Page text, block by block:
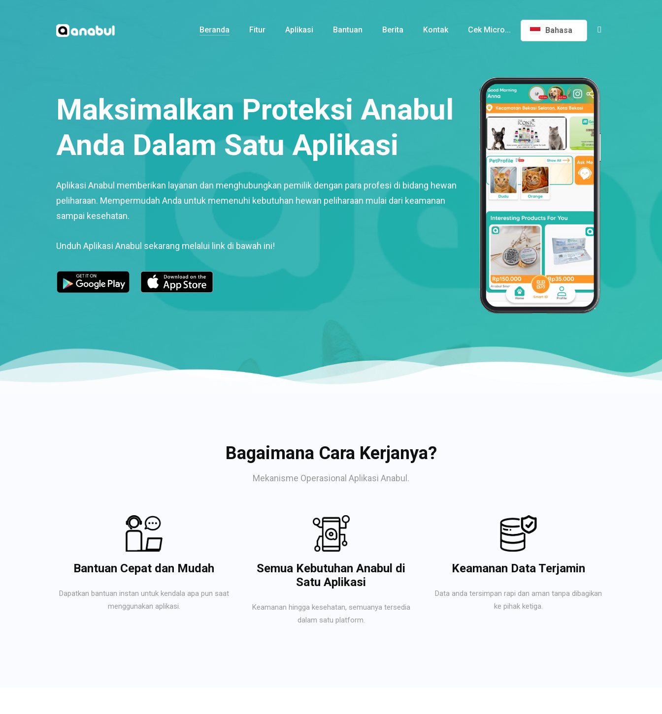
Beranda Fitur Aplikasi Bantuan Berita Kontak Cek Micro... Bahasa
Maksimalkan Proteksi Anabul
Anda Dalam Satu Aplikasi
Aplikasi Anabul memberikan layanan dan menghubungkan pemilik dengan para profesi di bidang hewan
peliharaan. Mempermudah Anda untuk memenuhi kebutuhan hewan peliharaan mulai dari keamanan
sampai kesehatan.
Unduh Aplikasi Anabul sekarang melalui link di bawah ini!
Bagaimana Cara Kerjanya?
Mekanisme Operasional Aplikasi Anabul.
Bantuan Cepat dan Mudah
Dapatkan bantuan instan untuk kendala apa pun saat
menggunakan aplikasi.
Semua Kebutuhan Anabul di
Satu Aplikasi
Keamanan hingga kesehatan, semuanya tersedia
dalam satu platform.
Keamanan Data Terjamin
Data anda tersimpan rapi dan aman tanpa dibagikan
ke pihak ketiga.